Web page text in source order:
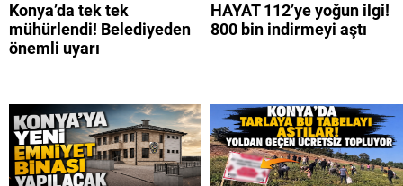
Konya’da tek tek
mühürlendi! Belediyeden
önemli uyarı
HAYAT 112’ye yoğun ilgi!
800 bin indirmeyi aştı